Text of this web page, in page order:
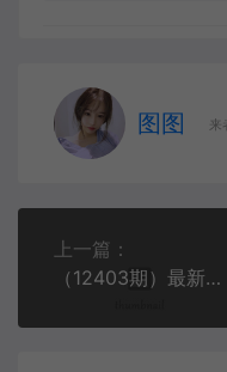
图图 来
上一篇：
（12403期）最新7.0暴利玩法视频号AI美女，简单矩阵可无限发大收益轻松日入1000+